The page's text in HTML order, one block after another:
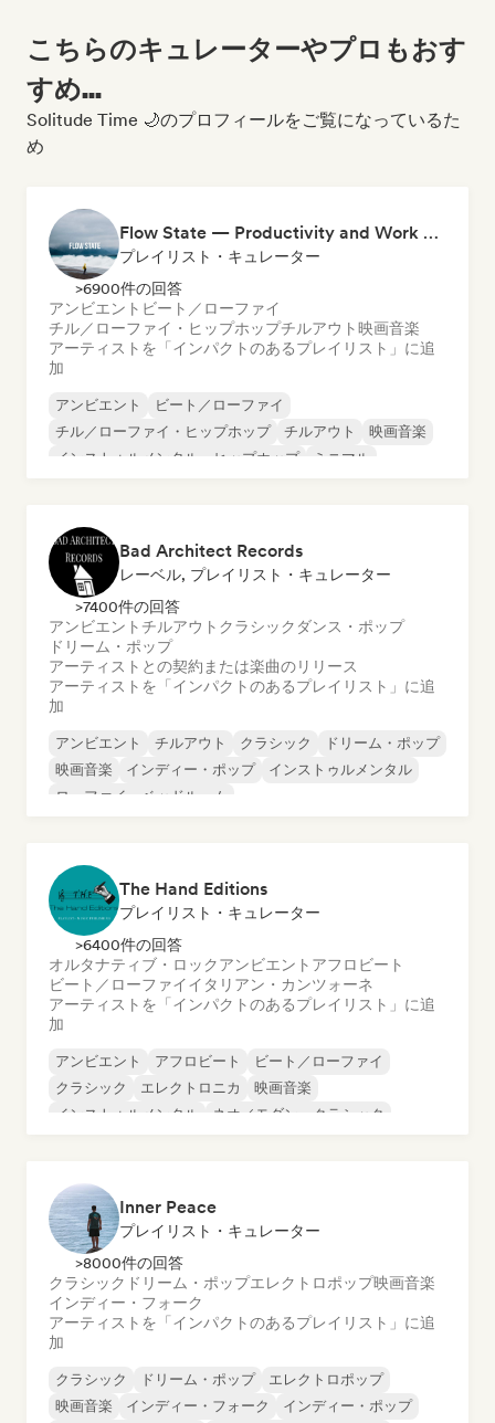
こちらのキュレーターやプロもおす
すめ...
Solitude Time 🌙のプロフィールをご覧になっているた
め
Flow State — Productivity and Work Music
プレイリスト・キュレーター
>6900件の回答
アンビエント ビート／ローファイ
チル／ローファイ・ヒップホップチルアウト映画音楽
アーティストを「インパクトのあるプレイリスト」に追
加
アンビエント
ビート／ローファイ
チル／ローファイ・ヒップホップ
チルアウト
映画音楽
インストゥルメンタル・ヒップホップ
ミニマル
Bad Architect Records
レーベル, プレイリスト・キュレーター
>7400件の回答
アンビエント チルアウト クラシック ダンス・ポップ
ドリーム・ポップ
アーティストとの契約または楽曲のリリース
アーティストを「インパクトのあるプレイリスト」に追
加
アンビエント チルアウト クラシック
ドリーム・ポップ
映画音楽
インディー・ポップ
インストゥルメンタル
ローファイ・ベッドルーム
The Hand Editions
プレイリスト・キュレーター
>6400件の回答
オルタナティブ・ロックアンビエント アフロビート
ビート／ローファイイタリアン・カンツォーネ
アーティストを「インパクトのあるプレイリスト」に追
加
アンビエント アフロビート
ビート／ローファイ
クラシック
エレクトロニカ
映画音楽
インストゥルメンタル
ネオ／モダン・クラシック
Inner Peace
プレイリスト・キュレーター
>8000件の回答
クラシック ドリーム・ポップエレクトロポップ映画音楽
インディー・フォーク
アーティストを「インパクトのあるプレイリスト」に追
加
クラシック ドリーム・ポップ
エレクトロポップ
映画音楽
インディー・フォーク
インディー・ポップ